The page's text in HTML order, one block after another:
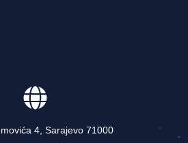
4, Sarajevo 71000